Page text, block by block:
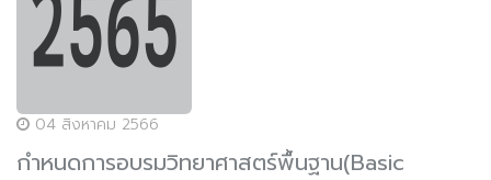
04 สิงหาคม 2566
กำหนดการอบรมวิทยาศาสตร์พื้นฐาน(Basic